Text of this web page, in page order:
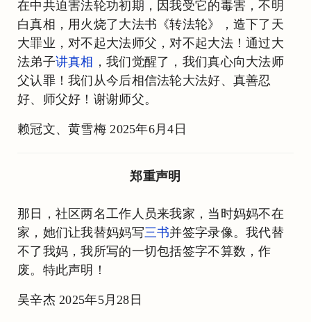
在中共迫害法轮功初期，因我受它的毒害，不明
白真相，用火烧了大法书《转法轮》，造下了天
大罪业，对不起大法师父，对不起大法！通过大
法弟子讲真相 ，我们觉醒了，我们真心向大法师
父认罪！我们从今后相信法轮大法好、真善忍
好、师父好！谢谢师父。
赖冠文、黄雪梅 2025年6月4日
郑重声明
那日，社区两名工作人员来我家，当时妈妈不在
家，她们让我替妈妈写三书并签字录像。我代替
不了我妈，我所写的一切包括签字不算数，作
废。特此声明！
吴辛杰 2025年5月28日